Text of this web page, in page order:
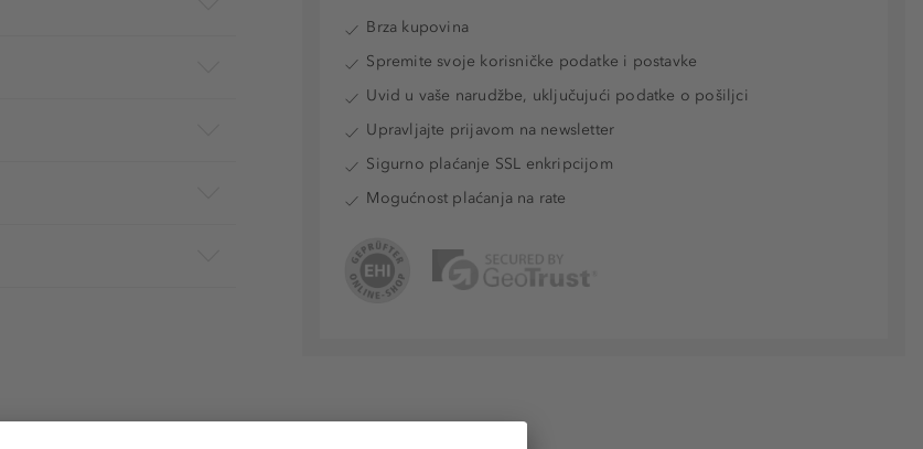
Brza kupovina
Spremite svoje korisničke podatke i postavke
Uvid u vaše narudžbe, uključujući podatke o pošiljci
Upravljajte prijavom na newsletter
Sigurno plaćanje SSL enkripcijom
Mogućnost plaćanja na rate